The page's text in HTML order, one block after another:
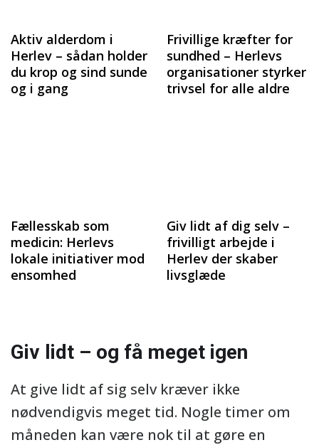
Aktiv alderdom i
Herlev – sådan holder
du krop og sind sunde
og i gang
Frivillige kræfter for
sundhed – Herlevs
organisationer styrker
trivsel for alle aldre
Fællesskab som
medicin: Herlevs
lokale initiativer mod
ensomhed
Giv lidt af dig selv –
frivilligt arbejde i
Herlev der skaber
livsglæde
Giv lidt – og få meget igen
At give lidt af sig selv kræver ikke
nødvendigvis meget tid. Nogle timer om
måneden kan være nok til at gøre en